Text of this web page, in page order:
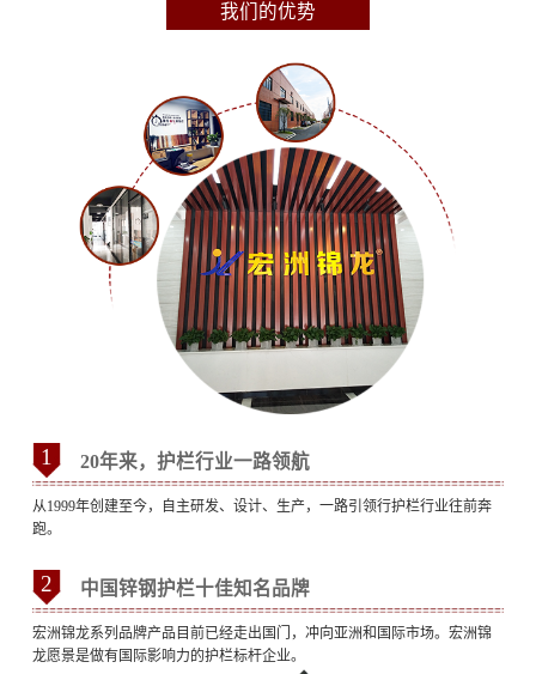
我们的优势
1 20年来，护栏行业一路领航
从1999年创建至今，自主研发、设计、生产，一路引领行护栏行业往前奔
跑。
2 中国锌钢护栏十佳知名品牌
宏洲锦龙系列品牌产品目前已经走出国门，冲向亚洲和国际市场。宏洲锦
龙愿景是做有国际影响力的护栏标杆企业。